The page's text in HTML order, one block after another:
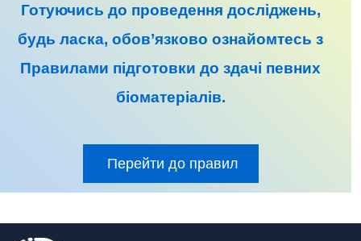
Готуючись до проведення досліджень,
будь ласка, обов’язково ознайомтесь з
Правилами підготовки до здачі певних
біоматеріалів.
Перейти до правил